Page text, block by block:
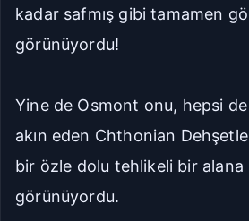
kadar safmış gibi tamamen
görünüyordu!
Yine de Osmont onu, hepsi
akın eden Chthonian
bir özle dolu tehlikeli bir
görünüyordu.